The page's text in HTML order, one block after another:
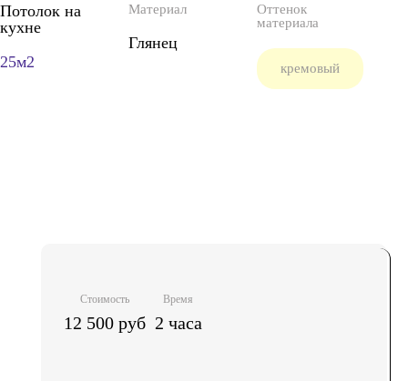
Потолок на
кухне
25м2
Материал
Глянец
Оттенок
материала
кремовый
Стоимость Время
12 500 руб 2 часа